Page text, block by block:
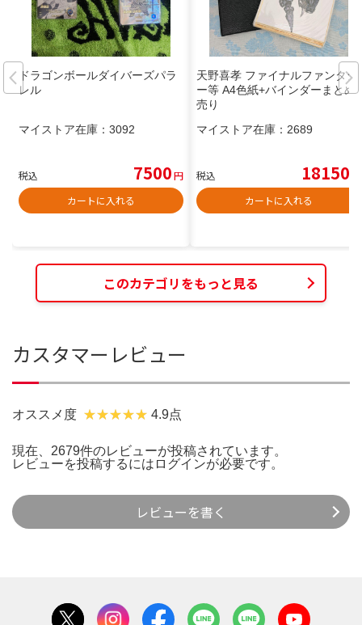
ドラゴンボールダイバーズパラ
レル
マイストア在庫： 3092
税込 7500円
カートに入れる
天野喜孝 ファイナルファンタジ
ー等 A4色紙+バインダーまとめ
売り
マイストア在庫： 2689
税込 18150
カートに入れる
このカテゴリをもっと見る
カスタマーレビュー
オススメ度 4.9点
現在、2679件のレビューが投稿されています。
レビューを投稿するには ログインが必要です。
レビューを書く